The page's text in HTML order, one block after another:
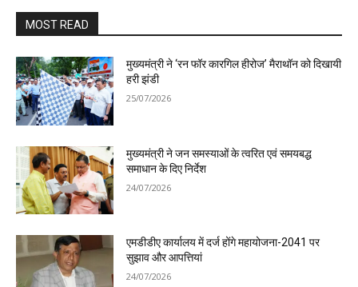
MOST READ
मुख्यमंत्री ने ‘रन फॉर कारगिल हीरोज’ मैराथॉन को दिखायी
हरी झंडी
25/07/2026
मुख्यमंत्री ने जन समस्याओं के त्वरित एवं समयबद्ध
समाधान के दिए निर्देश
24/07/2026
एमडीडीए कार्यालय में दर्ज होंगे महायोजना-2041 पर
सुझाव और आपत्तियां
24/07/2026